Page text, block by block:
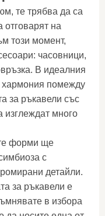
те трябва да са
на
този момент,
часовници,
В идеалния
хармония помежду
за ръкавели със
изглеждат много
форми ще
с
детайли.
за ръкавели е
в избора